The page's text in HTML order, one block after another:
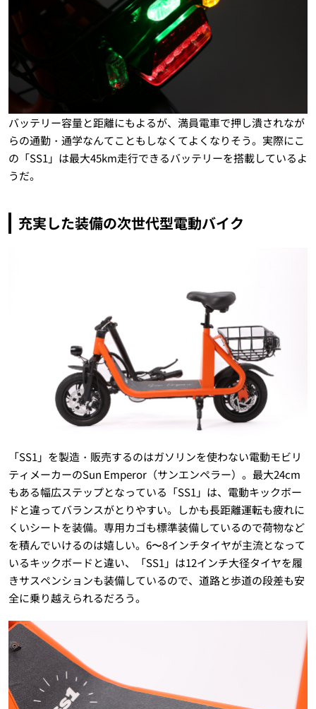
バッテリー容量と距離にもよるが、満員電車で押し潰されなが
らの通勤・通学なんてこともしなくてよくなりそう。実際にこ
の「SS1」は最大45km走行できるバッテリーを搭載しているよ
うだ。
充実した装備の次世代型電動バイク
「SS1」を製造・販売するのはガソリンを使わない電動モビリ
ティメーカーのSun Emperor（サンエンペラー）。最大24cm
もある幅広ステップとなっている「SS1」は、電動キックボー
ドと違ってバランスがとりやすい。しかも長距離運転も疲れに
くいシートを装備。専用カゴも標準装備しているので荷物など
を積んでいけるのは嬉しい。6〜8インチタイヤが主流となって
いるキックボードと違い、「SS1」は12インチ大径タイヤを履
きサスペンションも装備しているので、道路と歩道の段差も安
全に乗り越えられるだろう。